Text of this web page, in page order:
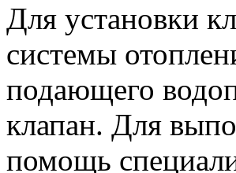
Для установки
системы
подающего
клапан. Для
помощь